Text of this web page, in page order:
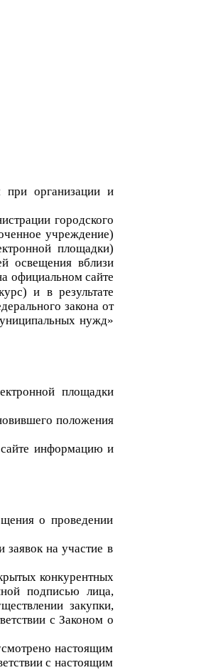
организации и
игородского
учреждение)
площадки)
освещения вблизи
официальном сайте
и в результате
ерального закона от
нужд»
площадки
положения
сайте информацию и
о проведении
на участие в
конкурентных
подписью лица,
закупки,
с Законом о
настоящим
с настоящим